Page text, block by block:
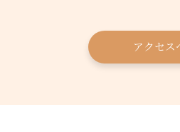
アクセス